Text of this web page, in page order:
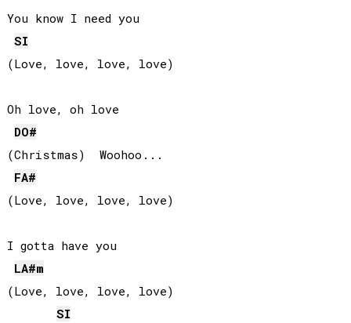
You know I need you
SI
(Love, love, love, love)
Oh love, oh love
DO#
(Christmas)  Woohoo...
FA#
(Love, love, love, love)
I gotta have you
LA#m
(Love, love, love, love)
SI